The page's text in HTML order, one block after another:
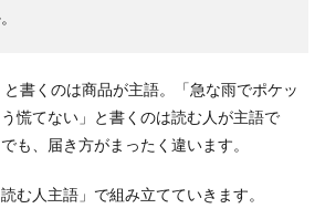
と書くのは商品が主語。「急な雨でポケッ
慌てない」と書くのは読む人が主語で
も、届き方がまったく違います。
む人主語」で組み立てていきます。